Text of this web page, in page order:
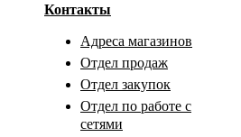
Контакты
Адреса магазинов
Отдел продаж
Отдел закупок
Отдел по работе с
сетями